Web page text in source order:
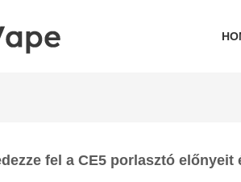
fel a CE5 porlasztó